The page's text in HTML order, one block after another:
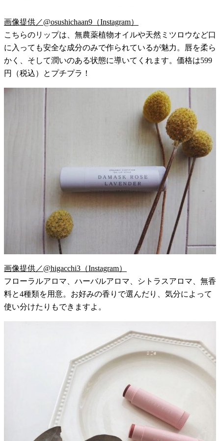
画像提供／@osushichaan9（Instagram）
こちらのリップは、無農薬植物オイルや天然ミツロウなど口
に入っても安全な成分のみで作られているが魅力。唇を柔ら
かく、そして潤いのある状態に導いてくれます。価格は599
円（税込）とプチプラ！
画像提供／@higacchi3（Instagram）
フローラルアロマ、ハーバルアロマ、シトラスアロマ、無香
料と4種類を用意。お好みの香りで選んだり、気分によって
使い分けたりもできますよ。